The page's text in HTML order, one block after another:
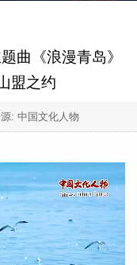
曲《浪漫青岛》
盟之约
: 中国文化人物